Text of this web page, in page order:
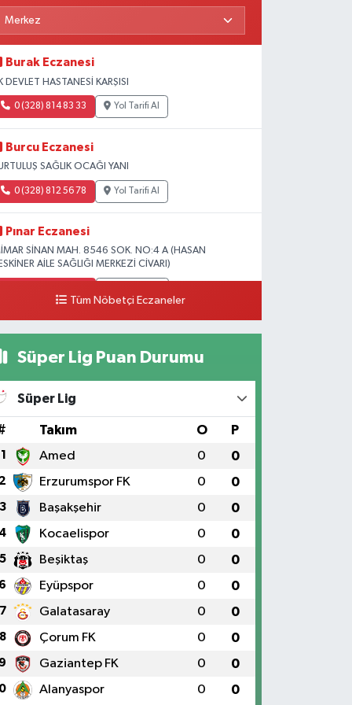
Burak Eczanesi
DEVLET HASTANESİ KARŞISI
0 (328) 814 83 33 Yol Tarifi Al
Burcu Eczanesi
SAĞLIK OCAĞI YANI
0 (328) 812 56 78 Yol Tarifi Al
Pınar Eczanesi
SİNAN MAH. 8546 SOK. NO:4 A (HASAN
AİLE SAĞLIĞI MERKEZİ CİVARI)
Tüm Nöbetçi Eczaneler
Süper Lig Puan Durumu
Süper Lig
Takım O P
1 Amed 0 0
2 Erzurumspor FK 0 0
3 Başakşehir 0 0
4 Kocaelispor 0 0
5 Beşiktaş 0 0
6 Eyüpspor 0 0
7 Galatasaray 0 0
8 Çorum FK 0 0
9 Gaziantep FK 0 0
Alanyaspor 0 0